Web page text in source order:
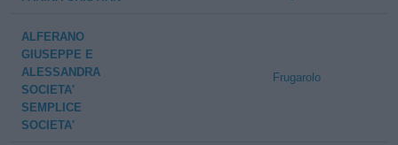
ALFERANO
GIUSEPPE E
ALESSANDRA
SOCIETA'
SEMPLICE
SOCIETA'
Frugarolo